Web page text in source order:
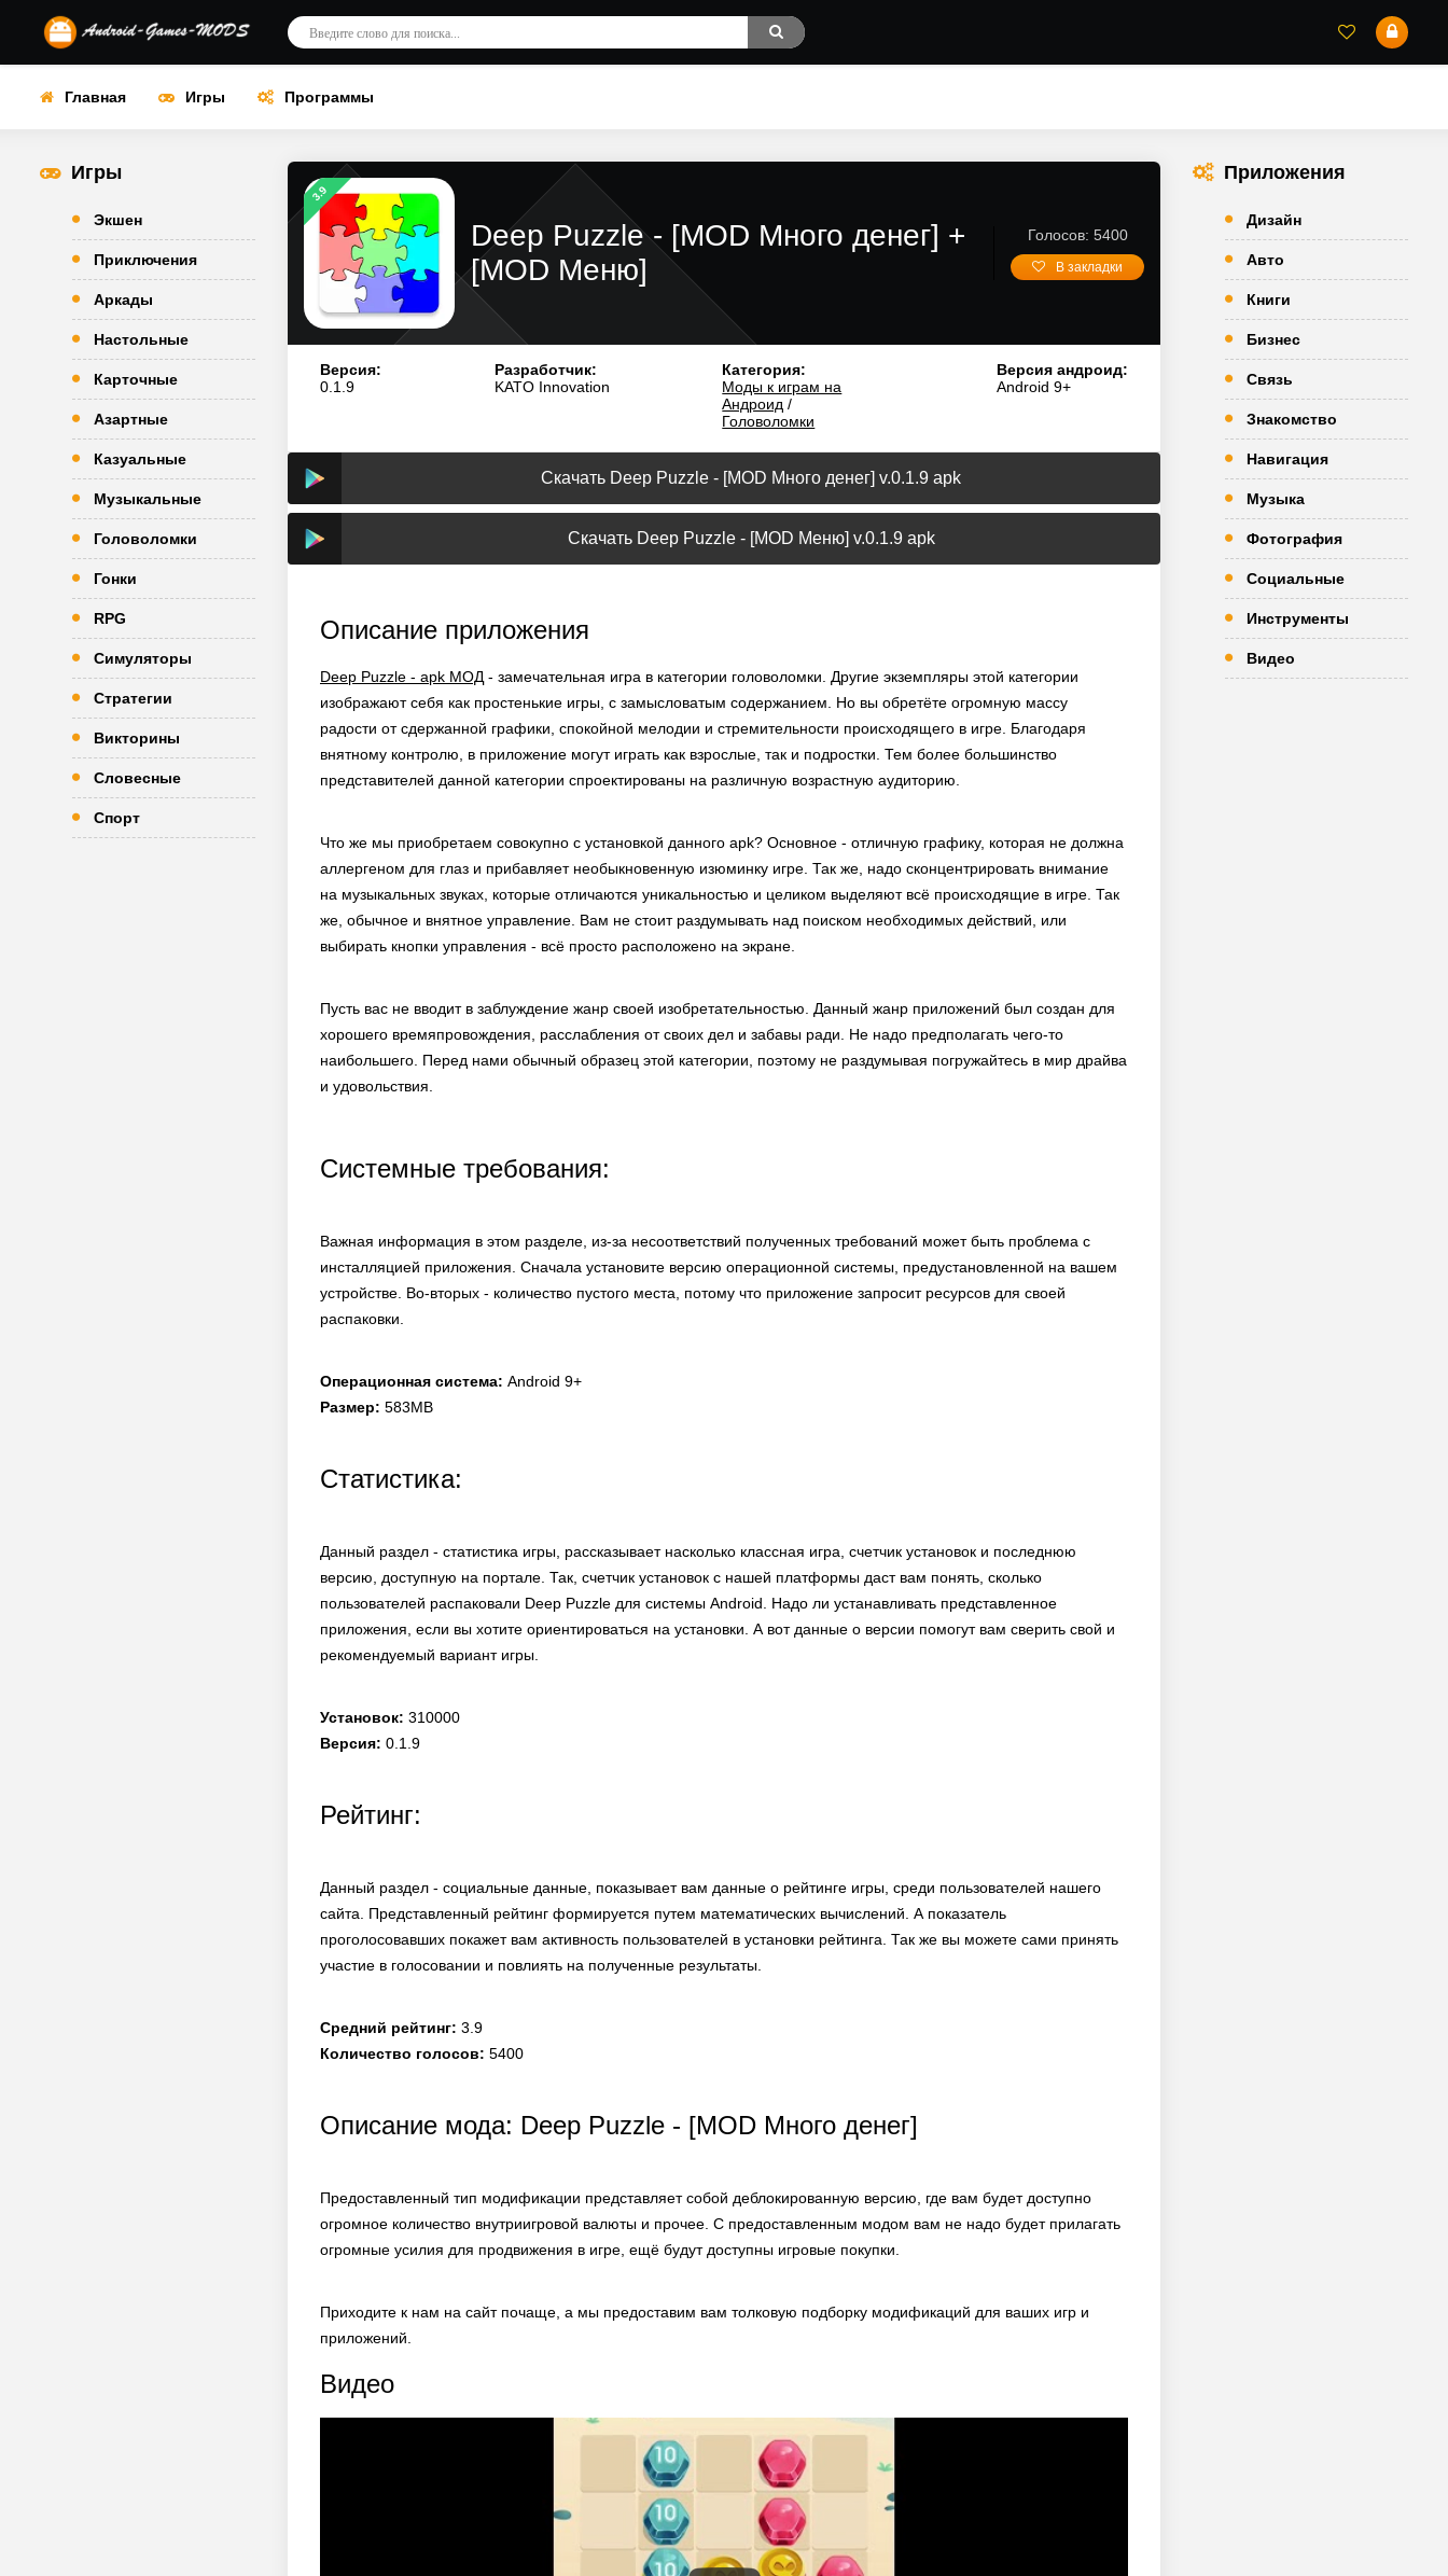
Главная Игры Программы
Игры
Экшен
Приключения
Аркады
Настольные
Карточные
Азартные
Казуальные
Музыкальные
Головоломки
Гонки
RPG
Симуляторы
Стратегии
Викторины
Словесные
Спорт
3.9
Deep Puzzle - [MOD Много денег] +
[MOD Меню]
Голосов: 5400
В закладки
Версия:
0.1.9
Разработчик:
KATO Innovation
Категория:
Моды к играм на
Андроид /
Головоломки
Версия андроид:
Android 9+
Скачать Deep Puzzle - [MOD Много денег] v.0.1.9 apk
Скачать Deep Puzzle - [MOD Меню] v.0.1.9 apk
Описание приложения
Deep Puzzle - apk МОД - замечательная игра в категории головоломки. Другие экземпляры этой категории
изображают себя как простенькие игры, с замысловатым содержанием. Но вы обретёте огромную массу
радости от сдержанной графики, спокойной мелодии и стремительности происходящего в игре. Благодаря
внятному контролю, в приложение могут играть как взрослые, так и подростки. Тем более большинство
представителей данной категории спроектированы на различную возрастную аудиторию.
Что же мы приобретаем совокупно с установкой данного apk? Основное - отличную графику, которая не должна
аллергеном для глаз и прибавляет необыкновенную изюминку игре. Так же, надо сконцентрировать внимание
на музыкальных звуках, которые отличаются уникальностью и целиком выделяют всё происходящие в игре. Так
же, обычное и внятное управление. Вам не стоит раздумывать над поиском необходимых действий, или
выбирать кнопки управления - всё просто расположено на экране.
Пусть вас не вводит в заблуждение жанр своей изобретательностью. Данный жанр приложений был создан для
хорошего времяпровождения, расслабления от своих дел и забавы ради. Не надо предполагать чего-то
наибольшего. Перед нами обычный образец этой категории, поэтому не раздумывая погружайтесь в мир драйва
и удовольствия.
Системные требования:
Важная информация в этом разделе, из-за несоответствий полученных требований может быть проблема с
инсталляцией приложения. Сначала установите версию операционной системы, предустановленной на вашем
устройстве. Во-вторых - количество пустого места, потому что приложение запросит ресурсов для своей
распаковки.
Операционная система: Android 9+
Размер: 583MB
Статистика:
Данный раздел - статистика игры, рассказывает насколько классная игра, счетчик установок и последнюю
версию, доступную на портале. Так, счетчик установок с нашей платформы даст вам понять, сколько
пользователей распаковали Deep Puzzle для системы Android. Надо ли устанавливать представленное
приложения, если вы хотите ориентироваться на установки. А вот данные о версии помогут вам сверить свой и
рекомендуемый вариант игры.
Установок: 310000
Версия: 0.1.9
Рейтинг:
Данный раздел - социальные данные, показывает вам данные о рейтинге игры, среди пользователей нашего
сайта. Представленный рейтинг формируется путем математических вычислений. А показатель
проголосовавших покажет вам активность пользователей в установки рейтинга. Так же вы можете сами принять
участие в голосовании и повлиять на полученные результаты.
Средний рейтинг: 3.9
Количество голосов: 5400
Описание мода: Deep Puzzle - [MOD Много денег]
Предоставленный тип модификации представляет собой деблокированную версию, где вам будет доступно
огромное количество внутриигровой валюты и прочее. С предоставленным модом вам не надо будет прилагать
огромные усилия для продвижения в игре, ещё будут доступны игровые покупки.
Приходите к нам на сайт почаще, а мы предоставим вам толковую подборку модификаций для ваших игр и
приложений.
Видео
Приложения
Дизайн
Авто
Книги
Бизнес
Связь
Знакомство
Навигация
Музыка
Фотография
Социальные
Инструменты
Видео